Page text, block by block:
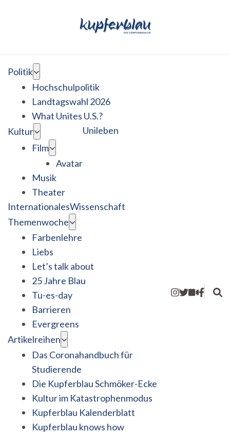
Politik
Hochschulpolitik
Landtagswahl 2026
What Unites U.S.?
Kultur
Film
Avatar
Musik
Theater
Unileben
InternationalesWissenschaft
Themenwoche
Farbenlehre
Liebs
Let’s talk about
25 Jahre Blau
Tu-es-day
Barrieren
Evergreens
Artikelreihen
Das Coronahandbuch für
Studierende
Die Kupferblau Schmöker-Ecke
Kultur im Katastrophenmodus
Kupferblau Kalenderblatt
Kupferblau knows how